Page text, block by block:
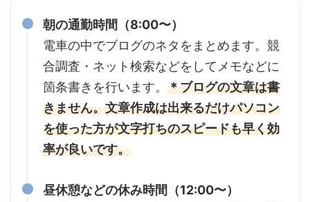
朝の通勤時間（8:00〜）
電車の中でブログのネタをまとめます。競
合調査・ネット検索などをしてメモなどに
箇条書きを行います。 ＊ブログの文章は書
きません。文章作成は出来るだけパソコン
を使った方が文字打ちのスピードも早く効
率が良いです。
昼休憩などの休み時間（12:00〜）